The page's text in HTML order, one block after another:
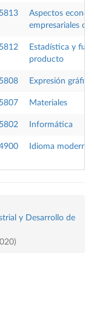
Aspectos
empresariales
Estadística y
producto
Expresión
Materiales
Informática
Idioma moderno
y Desarrollo de